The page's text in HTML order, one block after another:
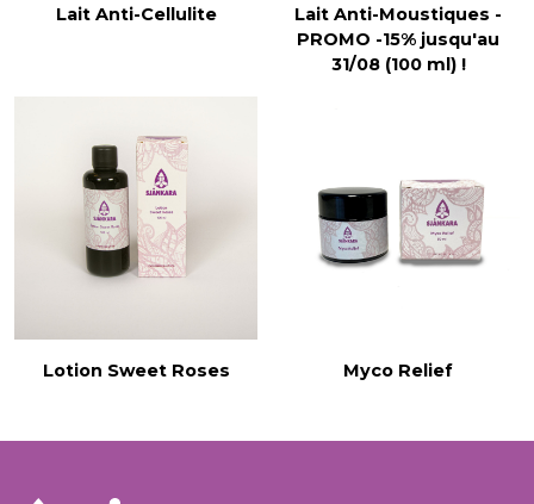
Lait Anti-Cellulite
Lait Anti-Moustiques -
PROMO -15% jusqu'au
31/08 (100 ml) !
Lotion Sweet Roses Myco Relief